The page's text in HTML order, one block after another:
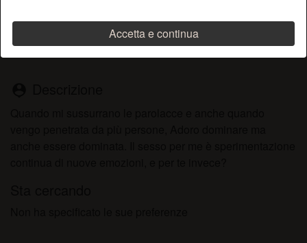
Accetta e continua
Sì
Fumatrice:
Sì